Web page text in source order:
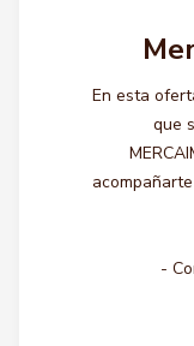
En esta
que
-